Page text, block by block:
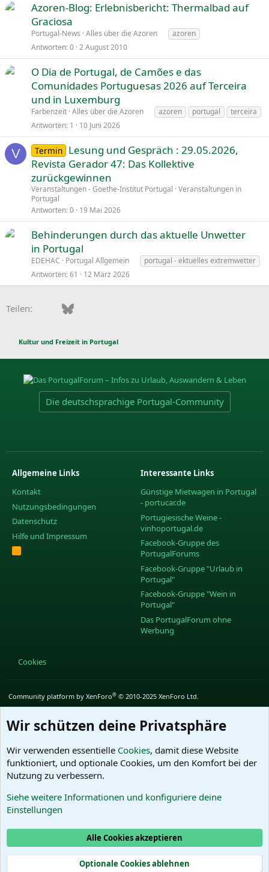
Azoren-Blog: Erlebnisbericht: Thermalbad auf
Graciosa
Portugal-News Alles über die Azoren
azoren
Antworten 0 2 August 2010
O Dia de Portugal, de Camões e das
Comunidades Portuguesas 2026 auf Terceira
und in Luxemburg
Farbenzeit Alles über die Azoren azoren portugal
terceira
Antworten 1 10 Juni 2026
V Termin Lesung und Gespräch : 29.05.2026,
Revista Gerador 47: Das Kollektive
zurückgewinnen
Veranstaltungen - Goethe-Institut Portugal Veranstaltungen in
Portugal
Antworten 0 19 Mai 2026
p
Behinderungen durch das aktuelle Unwetter
in Portugal
EDEHAC Portugal Allgemein
portugal - ektuelles extremwetter
Antworten 61 12 März 2026
Teilen: FacebookBluesky
Kultur und Freizeit in Portugal
Die deutschsprachige Portugal-Community
Allgemeine Links
Kontakt
Nutzungsbedingungen
Datenschutz
Hilfe und Impressum
R
Interessante Links
Günstige Mietwagen in Portugal
- portucar.de
Portugiesische Weine -
vinhoportugal.de
Facebook-Gruppe des
PortugalForums
Facebook-Gruppe "Urlaub in
Portugal"
Facebook-Gruppe "Wein in
Portugal"
Das PortugalForum ohne
Werbung
Cookies
Community platform by XenForo® © 2010-2025 XenForo Ltd.
Wir schützen deine Privatsphäre
Wir verwenden essentielle Cookies, damit diese Website
funktioniert, und optionale Cookies, um den Komfort bei der
Nutzung zu verbessern.
Siehe weitere Informationen und konfiguriere deine
Einstellungen
Alle Cookies akzeptieren
Optionale Cookies ablehnen